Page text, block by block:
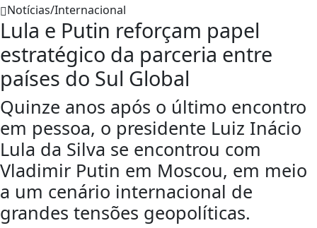
Notícias/Internacional
Lula e Putin reforçam papel
estratégico da parceria entre
países do Sul Global
Quinze anos após o último encontro
em pessoa, o presidente Luiz Inácio
Lula da Silva se encontrou com
Vladimir Putin em Moscou, em meio
a um cenário internacional de
grandes tensões geopolíticas.